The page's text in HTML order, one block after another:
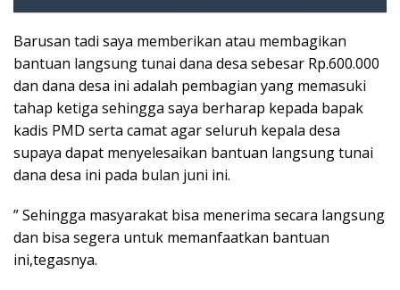
Barusan tadi saya memberikan atau membagikan
bantuan langsung tunai dana desa sebesar Rp.600.000
dan dana desa ini adalah pembagian yang memasuki
tahap ketiga sehingga saya berharap kepada bapak
kadis PMD serta camat agar seluruh kepala desa
supaya dapat menyelesaikan bantuan langsung tunai
dana desa ini pada bulan juni ini.
” Sehingga masyarakat bisa menerima secara langsung
dan bisa segera untuk memanfaatkan bantuan
ini,tegasnya.